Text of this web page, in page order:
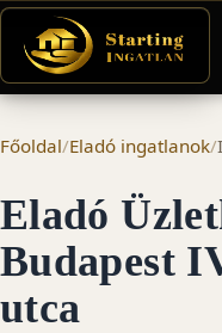
Főoldal/Eladó ingatlanok/
Eladó
Budapest
utca